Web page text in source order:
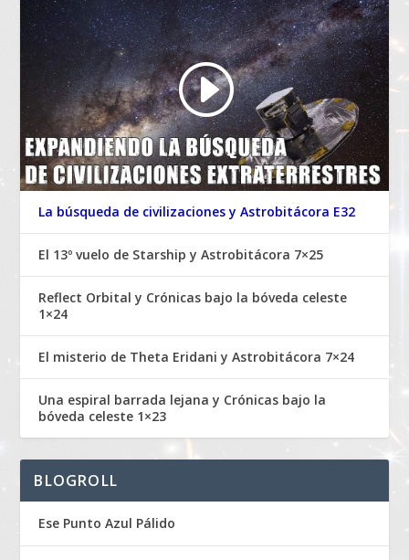
La búsqueda de civilizaciones y Astrobitácora E32
El 13º vuelo de Starship y Astrobitácora 7×25
Reflect Orbital y Crónicas bajo la bóveda celeste
1×24
El misterio de Theta Eridani y Astrobitácora 7×24
Una espiral barrada lejana y Crónicas bajo la
bóveda celeste 1×23
BLOGROLL
Ese Punto Azul Pálido